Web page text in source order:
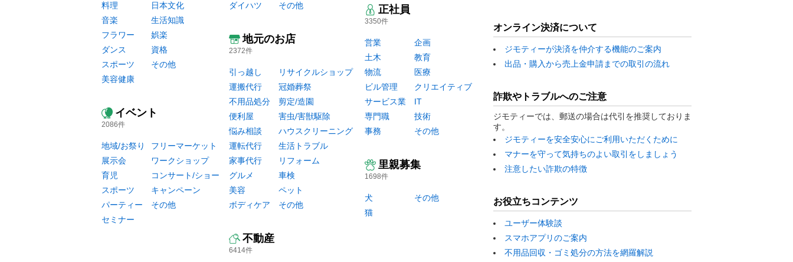
料理
音楽
フラワー
ダンス
スポーツ
美容健康
日本文化
生活知識
娯楽
資格
その他
イベント
2086件
地域/お祭り
展示会
育児
スポーツ
パーティー
セミナー
フリーマーケット
ワークショップ
コンサート/ショー
キャンペーン
その他
ダイハツ
その他
地元のお店
2372件
引っ越し
運搬代行
不用品処分
便利屋
悩み相談
運転代行
家事代行
グルメ
美容
ボディケア
リサイクルショップ
冠婚葬祭
剪定/造園
害虫/害獣駆除
ハウスクリーニング
生活トラブル
リフォーム
車検
ペット
その他
不動産
6414件
正社員
3350件
営業
土木
物流
ビル管理
サービス業
専門職
事務
企画
教育
医療
クリエイティブ
IT
技術
その他
里親募集
1698件
犬
猫
その他
オンライン決済について
ジモティーが決済を仲介する機能のご案内
出品・購入から売上金申請までの取引の流れ
詐欺やトラブルへのご注意
ジモティーでは、郵送の場合は代引を推奨しておりま
す。
ジモティーを安全安心にご利用いただくために
マナーを守って気持ちのよい取引をしましょう
注意したい詐欺の特徴
お役立ちコンテンツ
ユーザー体験談
スマホアプリのご案内
不用品回収・ゴミ処分の方法を網羅解説